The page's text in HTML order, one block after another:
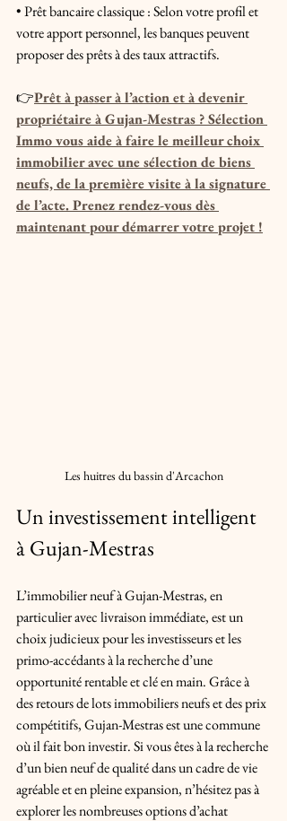
• Prêt bancaire classique : Selon votre profil et
votre apport personnel, les banques peuvent
proposer des prêts à des taux attractifs.
👉Prêt à passer à l’action et à devenir
propriétaire à Gujan-Mestras ? Sélection
Immo vous aide à faire le meilleur choix
immobilier avec une sélection de biens
neufs, de la première visite à la signature
de l’acte. Prenez rendez-vous dès
maintenant pour démarrer votre projet !
Les huitres du bassin d'Arcachon
Un investissement intelligent
à Gujan-Mestras
L’immobilier neuf à Gujan-Mestras, en
particulier avec livraison immédiate, est un
choix judicieux pour les investisseurs et les
primo-accédants à la recherche d’une
opportunité rentable et clé en main. Grâce à
des retours de lots immobiliers neufs et des prix
compétitifs, Gujan-Mestras est une commune
où il fait bon investir. Si vous êtes à la recherche
d’un bien neuf de qualité dans un cadre de vie
agréable et en pleine expansion, n’hésitez pas à
explorer les nombreuses options d’achat